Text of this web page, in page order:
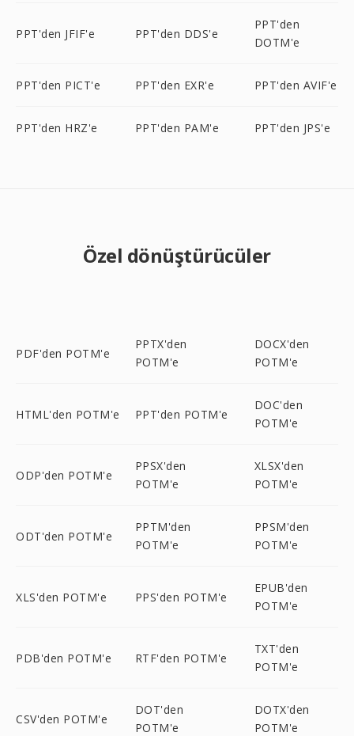
PPT'den JFIF'e PPT'den DDS'e
PPT'den
DOTM'e
PPT'den PICT'e PPT'den EXR'e PPT'den AVIF'e
PPT'den HRZ'e PPT'den PAM'e PPT'den JPS'e
Özel dönüştürücüler
PDF'den POTM'e
PPTX'den
POTM'e
DOCX'den
POTM'e
HTML'den POTM'e PPT'den POTM'e
DOC'den
POTM'e
ODP'den POTM'e
PPSX'den
POTM'e
XLSX'den
POTM'e
ODT'den POTM'e
PPTM'den
POTM'e
PPSM'den
POTM'e
XLS'den POTM'e PPS'den POTM'e
EPUB'den
POTM'e
PDB'den POTM'e RTF'den POTM'e
TXT'den
POTM'e
CSV'den POTM'e
DOT'den
POTM'e
DOTX'den
POTM'e